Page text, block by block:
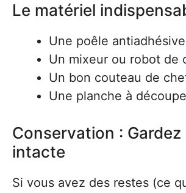
Le matériel
Une poêle antiadhésive
Un mixeur ou robot de
Un bon couteau de
Une planche à
Conservation : Gardez
intacte
Si vous avez des restes (ce